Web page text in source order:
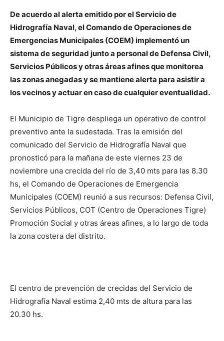
De acuerdo al alerta emitido por el Servicio de
Hidrografía Naval, el Comando de Operaciones de
Emergencias Municipales (COEM) implementó un
sistema de seguridad junto a personal de Defensa Civil,
Servicios Públicos y otras áreas afines que monitorea
las zonas anegadas y se mantiene alerta para asistir a
los vecinos y actuar en caso de cualquier eventualidad.
El Municipio de Tigre despliega un operativo de control
preventivo ante la sudestada. Tras la emisión del
comunicado del Servicio de Hidrografía Naval que
pronosticó para la mañana de este viernes 23 de
noviembre una crecida del río de 3,40 mts para las 8.30
hs, el Comando de Operaciones de Emergencia
Municipales (COEM) reunió a sus recursos: Defensa Civil,
Servicios Públicos, COT (Centro de Operaciones Tigre)
Promoción Social y otras áreas afines, a lo largo de toda
la zona costera del distrito.
El centro de prevención de crecidas del Servicio de
Hidrografía Naval estima 2,40 mts de altura para las
20.30 hs.